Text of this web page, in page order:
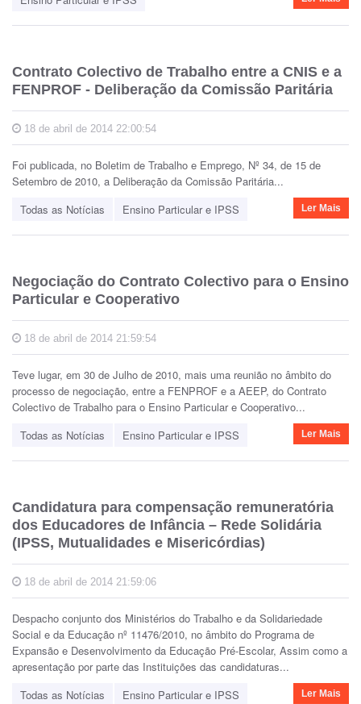
Contrato Colectivo de Trabalho entre a CNIS e a
FENPROF - Deliberação da Comissão Paritária
18 de abril de 2014 22:00:54
Foi publicada, no Boletim de Trabalho e Emprego, Nº 34, de 15 de
Setembro de 2010, a Deliberação da Comissão Paritária...
Todas as Notícias
Ensino Particular e IPSS Ler Mais
Negociação do Contrato Colectivo para o Ensino
Particular e Cooperativo
18 de abril de 2014 21:59:54
Teve lugar, em 30 de Julho de 2010, mais uma reunião no âmbito do
processo de negociação, entre a FENPROF e a AEEP, do Contrato
Colectivo de Trabalho para o Ensino Particular e Cooperativo...
Todas as Notícias
Ensino Particular e IPSS Ler Mais
Candidatura para compensação remuneratória
dos Educadores de Infância – Rede Solidária
(IPSS, Mutualidades e Misericórdias)
18 de abril de 2014 21:59:06
Despacho conjunto dos Ministérios do Trabalho e da Solidariedade
Social e da Educação nº 11476/2010, no âmbito do Programa de
Expansão e Desenvolvimento da Educação Pré-Escolar, Assim como a
apresentação por parte das Instituições das candidaturas...
Todas as Notícias
Ensino Particular e IPSS Ler Mais